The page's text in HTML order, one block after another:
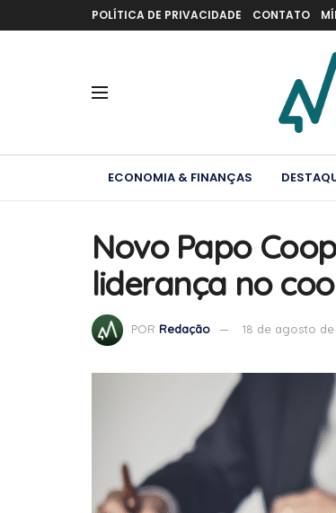
POLÍTICA DE PRIVACIDADE CONTATO
ECONOMIA & FINANÇAS
Novo Papo
liderança no
POR Redação 18 de agosto de